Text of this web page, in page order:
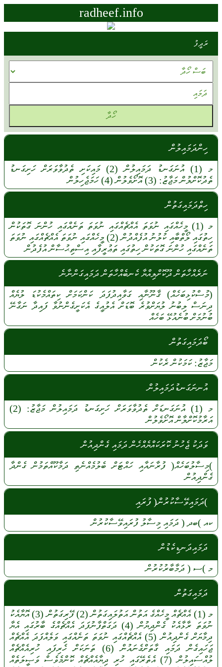
radheef.info
ރަދީފު
ހިންދަމައިލުން
މ (1) އުނަގަނޑު ދަމައިލުން (2) މައިކަށި ތެދުވާވަރަށްހަށިގަނޑު
ތެދުކޮށްލުންމަޖާޒު: (3) އޮށޯވެލުން(4) ހަމަޖެހިލުން
ހިތްދަމައިގަތުން
މ (1) މީހެއްގައިނުވަތައެއްޗެއްގައި ނުވަތަތަނެއްގައިހުންނަގޮތަކުން
ހިތުގައިލޯތްބާއި ކުލުނުއުފެއްދުން(2) މީހެއްގައި ނުވަތައެއްޗެއްގައި ނުވަތަ
ތަނެއްގައި ހުންނަގޮތަކުންހިތުގައި ތަޢުރީފާއި އިސްތިޙުސާންއުފެދުން
ނަރެއްހާތަން ދޫކޮށްލިއްޔާ ކެނބެއްހާތަން ދަމައިގަންނާނެ
(މުސްކުޅިބަހެއް)ޤާނޫނާއިގަވާއިދުފަދަކަންކަމަށް ކިތައްމެކުޑަ ލުޔެއް
ދިނަސް ލިބުނު ލުޔަށްވުރެބޮޑަށްއެލުއީގެއެކަށީގެންނުވާފައިދާ ނަގާނޭ
ބުނުމަށްބުނެއުޅޭ ބަހެއް
ބޯދަމައިގަތުން
މަޖާޒު:ކަމަކުންރެކުން
އުނނަގަނޑުދަމައިލުން
މ (1) އުނަގަނޑަށްތެދުވާވަރަށްހަށިގަނޑު ދަމައިލުންމަޖާޒު: (2)
އަރާމުކޮށްލާންއޮށޯވެލުން
ވަދަކު ޖެހުނު ކޮރަކައްޔެއްހެން ދަމައި ގެންދިއުން
)މިސާލުބަހެއް(ފުރާނައާއިހައްޓަށް ބެލުމެއްނެތި ދަމާކޫއްތަމުންގެންދާ
ގެންދިއުން
)ދަމައިވޭސާކުރުން( ފުރައި
ކއ )ބދ ( ދަމައި މިސާލު ފުރައިވޭސާކުރުން
ދަމައިދަނޑިކެޑުން
މ )ސ ( ދަމާބާރުކުރުން
ދަމައިގަތުން
މ (1) އެއްޗެއް މީހެއްގެއަތުންއަތުލައިގަތުން(2) ފޭރިގަތުން(3)
އޮޔާއެކު
ނުވަތަރާޅާއެކުގެންދިޔުން (4) ދަގަތްފާނުފަދައެއްޗެއްގެ ބާރުގައިއެޔާ
ދިމާޔަށްގެންދިއުން (5) އެއްޗެއްގައިނުވަތަތަނެއްގައިވަލެއްފަދައެއްޗެއް
ޖަހައިގެން ދަމައިގާތަށްގެނައުން (6) ތަނަކަށްހެރިފައި ހުރިއެއްޗެއް
ލުއްސައިލުން (7) އެތެރޭގައި ހުރި ދިޔާއެއްޗެއްކޮންމެވެސްވަޞީލަތެއް